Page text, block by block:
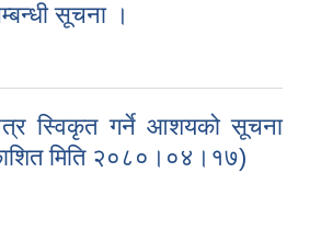
सूचना ।
स्विकृत गर्ने आशयको सूचना
मिति २०८०।०४।१७)